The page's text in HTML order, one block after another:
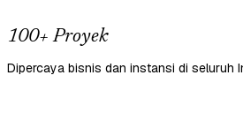
100+ Proyek
Dipercaya bisnis dan instansi di seluruh